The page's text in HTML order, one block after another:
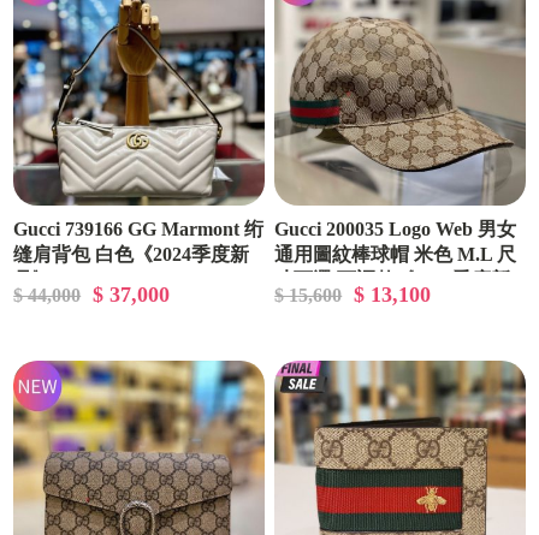
Gucci ‎739166 GG Marmont 绗
缝肩背包 白色《2024季度新
$ 44,000 $ 37,000
Gucci 200035 Logo Web 男女
通用圖紋棒球帽 米色 M.L 尺
品》
$ 15,600 $ 13,100